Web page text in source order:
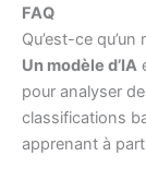
FAQ
Qu’est-ce
Un modèle d’IA
pour analyser
classifications
apprenant à